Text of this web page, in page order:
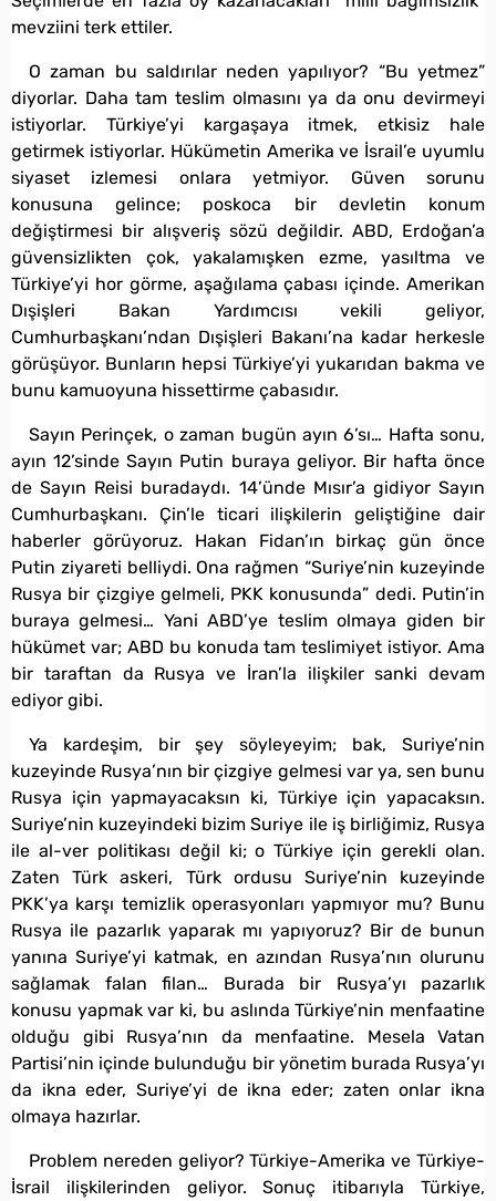
mevziini terk ettiler.
O zaman bu saldırılar neden yapılıyor? “Bu yetmez”
diyorlar. Daha tam teslim olmasını ya da onu devirmeyi
istiyorlar. Türkiye’yi kargaşaya itmek, etkisiz hale
getirmek istiyorlar. Hükümetin Amerika ve İsrail’e uyumlu
siyaset izlemesi onlara yetmiyor. Güven sorunu
konusuna gelince; poskoca bir devletin konum
değiştirmesi bir alışveriş sözü değildir. ABD, Erdoğan’a
güvensizlikten çok, yakalamışken ezme, yasıltma ve
Türkiye’yi hor görme, aşağılama çabası içinde. Amerikan
Dışişleri Bakan Yardımcısı vekili geliyor,
Cumhurbaşkanı’ndan Dışişleri Bakanı’na kadar herkesle
görüşüyor. Bunların hepsi Türkiye’yi yukarıdan bakma ve
bunu kamuoyuna hissettirme çabasıdır.
Sayın Perinçek, o zaman bugün ayın 6’sı… Hafta sonu,
ayın 12’sinde Sayın Putin buraya geliyor. Bir hafta önce
de Sayın Reisi buradaydı. 14’ünde Mısır’a gidiyor Sayın
Cumhurbaşkanı. Çin’le ticari ilişkilerin geliştiğine dair
haberler görüyoruz. Hakan Fidan’ın birkaç gün önce
Putin ziyareti belliydi. Ona rağmen “Suriye’nin kuzeyinde
Rusya bir çizgiye gelmeli, PKK konusunda” dedi. Putin’in
buraya gelmesi… Yani ABD’ye teslim olmaya giden bir
hükümet var; ABD bu konuda tam teslimiyet istiyor. Ama
bir taraftan da Rusya ve İran’la ilişkiler sanki devam
ediyor gibi.
Ya kardeşim, bir şey söyleyeyim; bak, Suriye’nin
kuzeyinde Rusya’nın bir çizgiye gelmesi var ya, sen bunu
Rusya için yapmayacaksın ki, Türkiye için yapacaksın.
Suriye’nin kuzeyindeki bizim Suriye ile iş birliğimiz, Rusya
ile al-ver politikası değil ki; o Türkiye için gerekli olan.
Zaten Türk askeri, Türk ordusu Suriye’nin kuzeyinde
PKK’ya karşı temizlik operasyonları yapmıyor mu? Bunu
Rusya ile pazarlık yaparak mı yapıyoruz? Bir de bunun
yanına Suriye’yi katmak, en azından Rusya’nın olurunu
sağlamak falan filan… Burada bir Rusya’yı pazarlık
konusu yapmak var ki, bu aslında Türkiye’nin menfaatine
olduğu gibi Rusya’nın da menfaatine. Mesela Vatan
Partisi’nin içinde bulunduğu bir yönetim burada Rusya’yı
da ikna eder, Suriye’yi de ikna eder; zaten onlar ikna
olmaya hazırlar.
Problem nereden geliyor? Türkiye-Amerika ve Türkiye-
İsrail ilişkilerinden geliyor. Sonuç itibarıyla Türkiye,